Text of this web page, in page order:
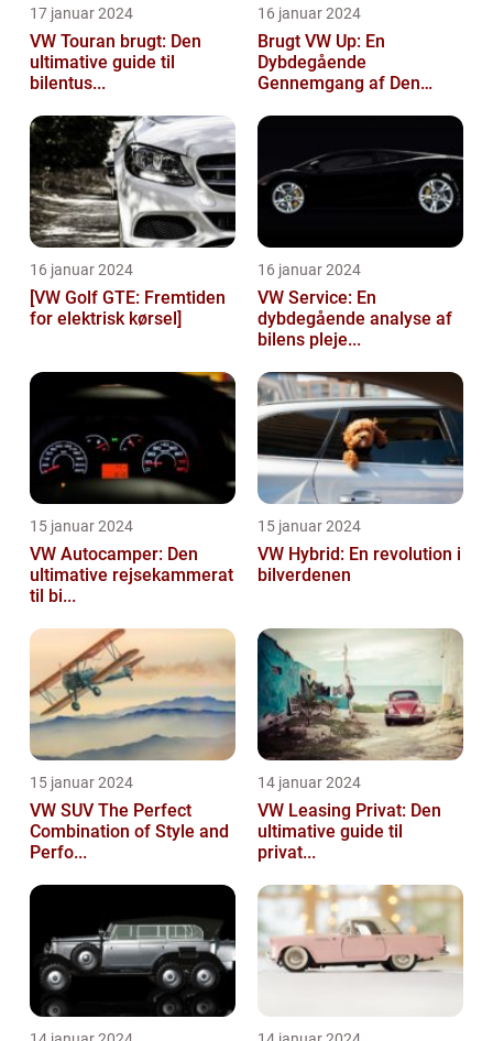
17 januar 2024
VW Touran brugt: Den
ultimative guide til
bilentus...
16 januar 2024
Brugt VW Up: En
Dybdegående
Gennemgang af Den
16 januar 2024
[VW Golf GTE: Fremtiden
for elektrisk kørsel]
16 januar 2024
VW Service: En
dybdegående analyse af
bilens pleje...
15 januar 2024
VW Autocamper: Den
ultimative rejsekammerat
til bi...
15 januar 2024
VW Hybrid: En revolution i
bilverdenen
15 januar 2024
VW SUV The Perfect
Combination of Style and
Perfo...
14 januar 2024
VW Leasing Privat: Den
ultimative guide til
privat...